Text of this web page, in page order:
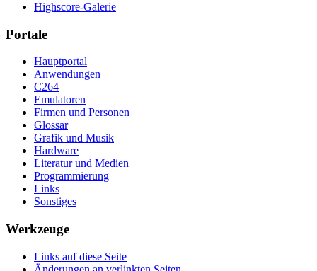
Highscore-Galerie
Portale
Hauptportal
Anwendungen
C264
Emulatoren
Firmen und Personen
Glossar
Grafik und Musik
Hardware
Literatur und Medien
Programmierung
Links
Sonstiges
Werkzeuge
Links auf diese Seite